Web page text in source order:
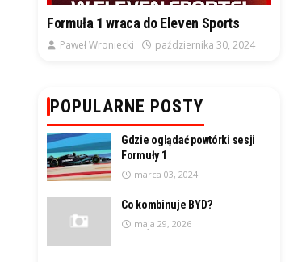
Formuła 1 wraca do Eleven Sports
Paweł Wroniecki października 30, 2024
POPULARNE POSTY
Gdzie oglądać powtórki sesji
Formuły 1
marca 03, 2024
Co kombinuje BYD?
maja 29, 2026